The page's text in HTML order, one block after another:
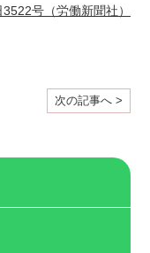
号（労働新聞社）
次の記事へ >